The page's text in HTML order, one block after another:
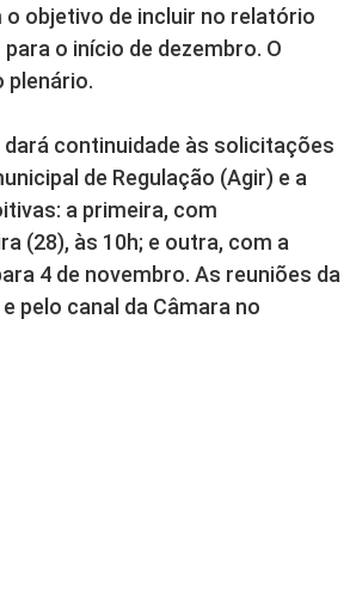
objetivo de incluir no relatório
o início de dezembro. O
plenário.
dará continuidade às solicitações
de Regulação (Agir) e a
a primeira, com
(28), às 10h; e outra, com a
4 de novembro. As reuniões da
pelo canal da Câmara no